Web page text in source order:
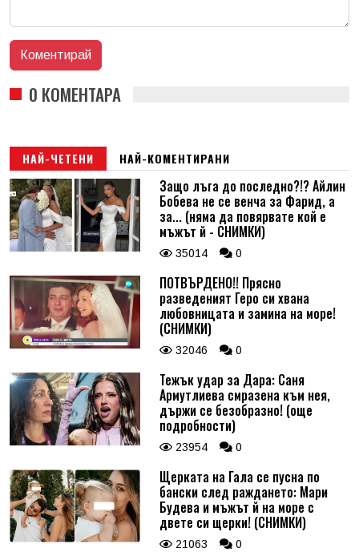
0 КОМЕНТАРА
НАЙ-ЧЕТЕНИ НАЙ-КОМЕНТИРАНИ
Защо лъга до последно?!? Айлин
Бобева не се венча за Фарид, а
за... (няма да повярвате кой е
мъжът й - СНИМКИ)
35014 0
ПОТВЪРДЕНО!! Прясно
разведеният Геро си хвана
любовницата и замина на море!
(СНИМКИ)
32046 0
Тежък удар за Дара: Саня
Армутлиева смразена към нея,
държи се безобразно! (още
подробности)
23954 0
Щерката на Гала се пусна по
бански след раждането: Мари
Будева и мъжът й на море с
двете си щерки! (СНИМКИ)
21063 0